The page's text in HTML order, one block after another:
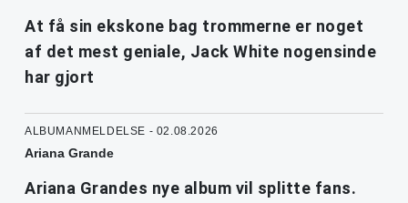
At få sin ekskone bag trommerne er noget
af det mest geniale, Jack White nogensinde
har gjort
ALBUMANMELDELSE - 02.08.2026
Ariana Grande
Ariana Grandes nye album vil splitte fans.